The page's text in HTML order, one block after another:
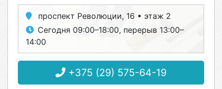
проспект Революции, 16 • этаж 2
Сегодня 09:00–18:00, перерыв 13:00–
14:00
+375 (29) 575-64-19